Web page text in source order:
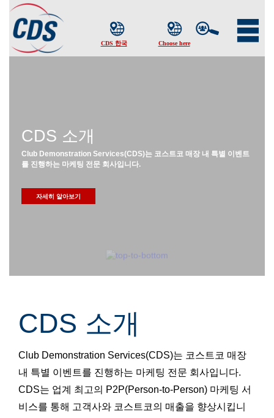
CDS 소개
Club Demonstration Services(CDS)는 코스트코 매장 내 특별 이벤트
를 진행하는 마케팅 전문 회사입니다.
자세히 알아보기
CDS 소개
Club Demonstration Services(CDS)는 코스트코 매장
내 특별 이벤트를 진행하는 마케팅 전문 회사입니다.
CDS는 업계 최고의 P2P(Person-to-Person) 마케팅 서
비스를 통해 고객사와 코스트코의 매출을 향상시킵니